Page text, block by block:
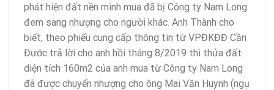
phát hiện đất nền mình mua đã bị Công ty Nam Long
đem sang nhượng cho người khác. Anh Thành cho
biết, theo phiếu cung cấp thông tin từ VPĐKĐĐ Cần
Đước trả lời cho anh hồi tháng 8/2019 thì thửa đất
diện tích 160m2 của anh mua từ Công ty Nam Long
đã được chuyển nhượng cho ông Mai Văn Huynh (ngụ